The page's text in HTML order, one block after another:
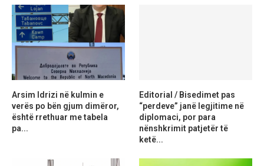
Arsim Idrizi në kulmin e
verës po bën gjum dimëror,
është rrethuar me tabela
pa...
Editorial / Bisedimet pas
“perdeve” janë legjitime në
diplomaci, por para
nënshkrimit patjetër të
ketë...